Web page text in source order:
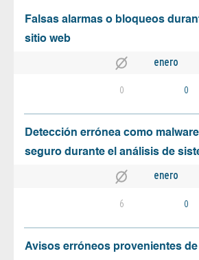
Falsas alarmas o bloqueos
sitio web
enero
0 0
Detección errónea como
seguro durante el análisis de
enero
6 0
Avisos erróneos provenientes